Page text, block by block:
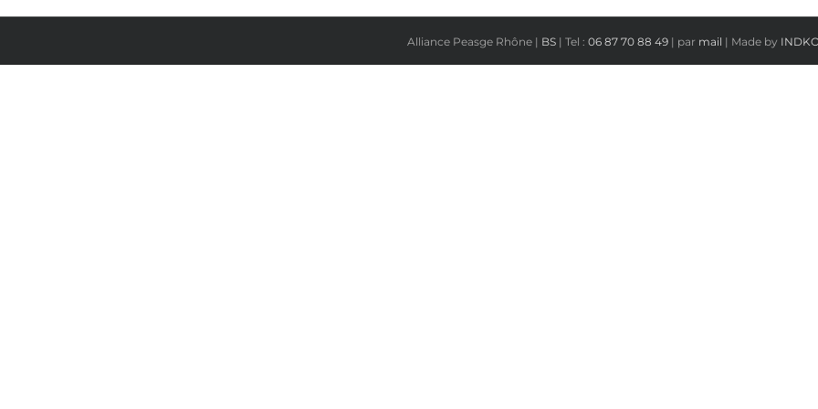
Alliance Peasge Rhône | BS | Tel : 06 87 70 88 49 | par mail | Made by